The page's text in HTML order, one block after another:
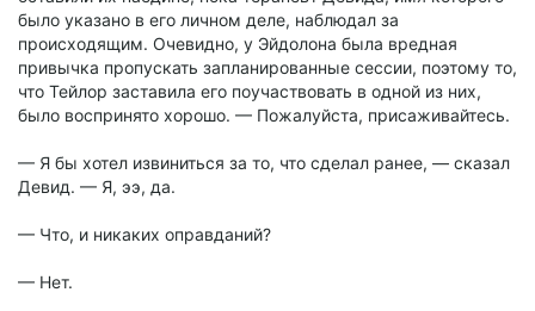
было указано в его личном деле, наблюдал за
происходящим. Очевидно, у Эйдолона была вредная
привычка пропускать запланированные сессии, поэтому то,
что Тейлор заставила его поучаствовать в одной из них,
было воспринято хорошо. — Пожалуйста, присаживайтесь.
— Я бы хотел извиниться за то, что сделал ранее, — сказал
Девид. — Я, ээ, да.
— Что, и никаких оправданий?
— Нет.